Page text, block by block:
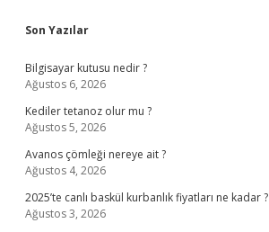
Sidebar
Son Yazılar
Bilgisayar kutusu nedir ?
Ağustos 6, 2026
Kediler tetanoz olur mu ?
Ağustos 5, 2026
Avanos çömleği nereye ait ?
Ağustos 4, 2026
2025’te canlı baskül kurbanlık fiyatları ne kadar ?
Ağustos 3, 2026